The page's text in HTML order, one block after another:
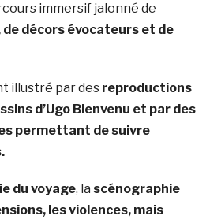
immersif jalonné de
décors évocateurs et de
illustré par des reproductions
d’Ugo Bienvenu et par des
permettant de suivre
du voyage, la scénographie
les violences, mais